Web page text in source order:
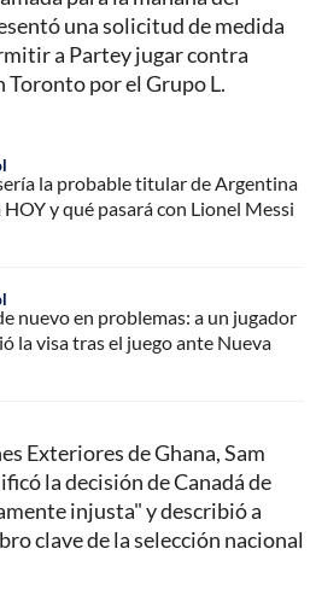
una solicitud de medida
a Partey jugar contra
Toronto por el Grupo L.
la probable titular de Argentina
y qué pasará con Lionel Messi
nuevo en problemas: a un jugador
la visa tras el juego ante Nueva
Exteriores de Ghana, Sam
la decisión de Canadá de
injusta" y describió a
clave de la selección nacional